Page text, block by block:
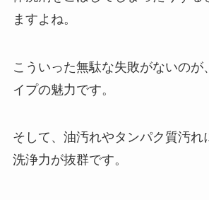
ますよね。
こういった無駄な失敗がないのが
イプの魅力です。
そして、油汚れやタンパク質汚れ
洗浄力が抜群です。